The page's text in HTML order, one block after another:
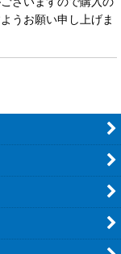
うお願い申し上げま